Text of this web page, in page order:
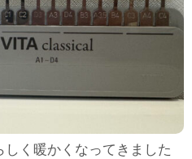
く暖かくなってきました